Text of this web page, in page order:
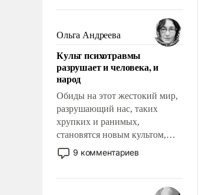
сложна и амбициозна. Однако
и ее реализация радикально
поднимет наши боевые
возможности.
Ольга Андреева
Культ психотравмы
разрушает и человека, и
народ
Обиды на этот жестокий мир,
разрушающий нас, таких
хрупких и ранимых,
становятся новым культом,
постепенно вытесняя и
отменяя традиционное
мужественным и твердым под
9 комментариев